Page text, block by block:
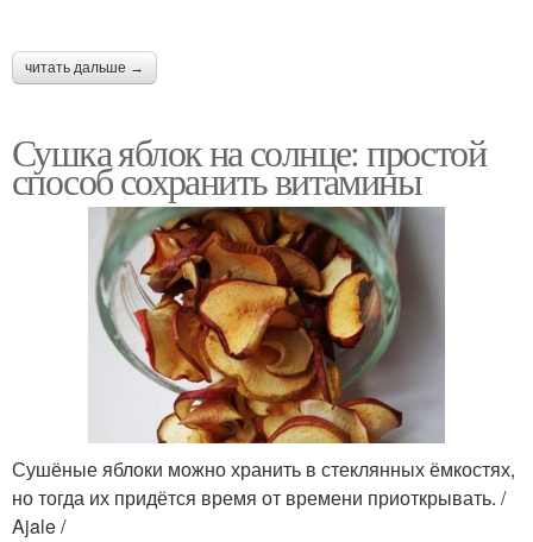
читать дальше →
Сушка яблок на солнце: простой
способ сохранить витамины
Сушёные яблоки можно хранить в стеклянных ёмкостях,
но тогда их придётся время от времени приоткрывать. /
Ajale /